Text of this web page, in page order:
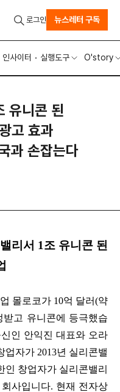
인사이터 실행도구 O'story
로그인 뉴스레터 구독
유니콘 된
고 효과
과 손잡는다
리서 1조 유니콘 된
몰로코가 10억 달러(약
받고 유니콘에 등극했습
인 안익진 대표와 오라
자가 2013년 실리콘밸
인 창업자가 실리콘밸리
사입니다. 현재 전자상